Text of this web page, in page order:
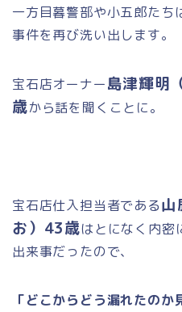
一方目暮警部や小五郎たち
事件を再び洗い出します。
宝石店オーナー島津輝明
歳から話を聞くことに。
宝石店仕入担当者である山
お）43歳はとになく内密
出来事だったので、
「どこからどう漏れたのか